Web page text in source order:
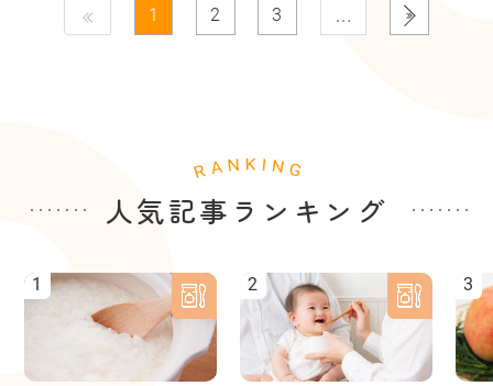
1 2 3 …
人気記事ランキング
1 2 3